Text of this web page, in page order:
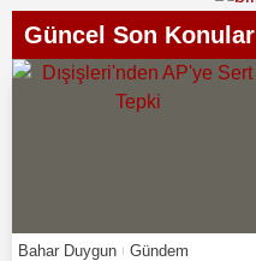
Güncel Son Konular
Bahar Duygun Gündem